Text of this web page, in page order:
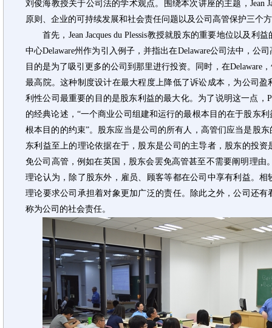
刘俊海教授关于公司法的学术观点。围绕本次讲座的主题，Jean
原则、企业的可持续发展和社会责任问题以及公司高管保护三个
首先，Jean Jacques du Plessis教授就股东的重要地位以及利
中心Delaware州作为引入例子，并指出在Delaware公司法中，公
目的是为了吸引更多的公司到那里进行投资。同时，在Delaware
最高院。这种制度设计在最大程度上降低了诉讼成本，为公司
利性公司最重要的目的是股东利益的最大化。为了说明这一点，
的经典论述，“一个商业公司组建和运行的最根本目的在于股东
根本目的的约束”。股东应当是公司的所有人，高管们应当是股
东利益至上的理论依据在于，股东是公司的主导者，股东的投
免公司高管，例如在英国，股东会罢免高管甚至不需要阐明理由
理论认为，除了股东外，雇员、顾客等都在公司中享有利益。
理论要求公司承担着对象更加广泛的责任。除此之外，公司还
称为公司的社会责任。